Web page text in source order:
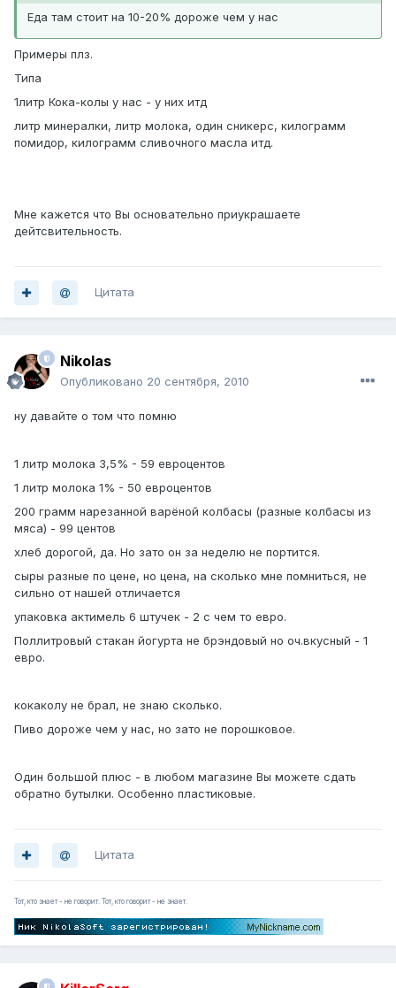
Еда там стоит на 10-20% дороже чем у нас
Примеры плз.
Типа
1литр Кока-колы у нас - у них итд
литр минералки, литр молока, один сникерс, килограмм
помидор, килограмм сливочного масла итд.
Мне кажется что Вы основательно приукрашаете
дейтсвительность.
Цитата
Nikolas
Опубликовано 20 сентября, 2010
ну давайте о том что помню
1 литр молока 3,5% - 59 евроцентов
1 литр молока 1% - 50 евроцентов
200 грамм нарезанной варёной колбасы (разные колбасы из
мяса) - 99 центов
хлеб дорогой, да. Но зато он за неделю не портится.
сыры разные по цене, но цена, на сколько мне помниться, не
сильно от нашей отличается
упаковка актимель 6 штучек - 2 с чем то евро.
Поллитровый стакан йогурта не брэндовый но оч.вкусный - 1
евро.
кокаколу не брал, не знаю сколько.
Пиво дороже чем у нас, но зато не порошковое.
Один большой плюс - в любом магазине Вы можете сдать
обратно бутылки. Особенно пластиковые.
Цитата
Тот, кто знает - не говорит. Тот, кто говорит - не знает.